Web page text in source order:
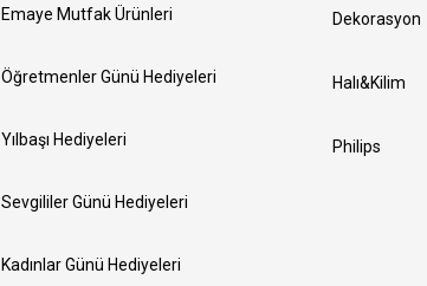
Emaye Mutfak Ürünleri
Öğretmenler Günü Hediyeleri
Yılbaşı Hediyeleri
Sevgililer Günü Hediyeleri
Kadınlar Günü Hediyeleri
Dekorasyon
Halı&Kilim
Philips